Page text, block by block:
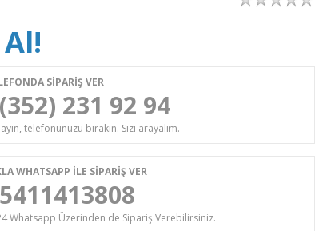
SİPARİŞ VER
231 92 94
telefonunuzu bırakın. Sizi arayalım.
WHATSAPP İLE SİPARİŞ VER
Whatsapp Üzerinden de Sipariş Verebilirsiniz.